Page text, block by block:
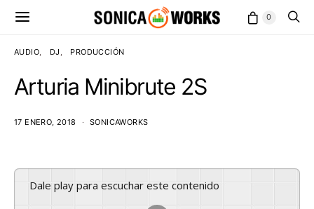
0
AUDIO DJ PRODUCCIÓN
Arturia Minibrute 2S
17 ENERO, 2018 SONICAWORKS
Dale play para escuchar este contenido